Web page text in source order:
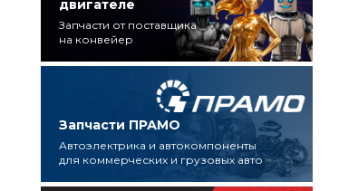
двигателе
Запчасти от поставщика
на конвейер
Запчасти ПРАМО
Автоэлектрика и автокомпоненты
для коммерческих и грузовых авто